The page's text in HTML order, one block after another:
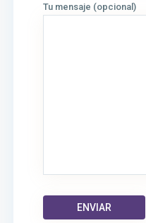
Tu mensaje (opcional)